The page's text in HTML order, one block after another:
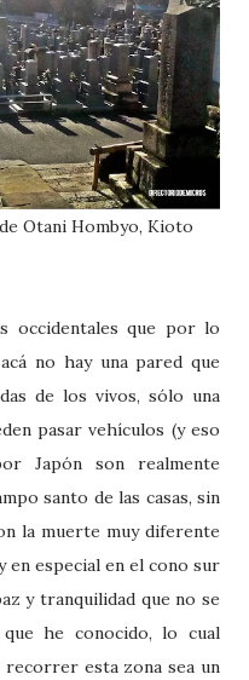
Otani Hombyo, Kioto
occidentales que por lo
no hay una pared que
de los vivos, sólo una
pasar vehículos (y eso
Japón son realmente
santo de las casas, sin
la muerte muy diferente
en especial en el cono sur
y tranquilidad que no se
he conocido, lo cual
esta zona sea un